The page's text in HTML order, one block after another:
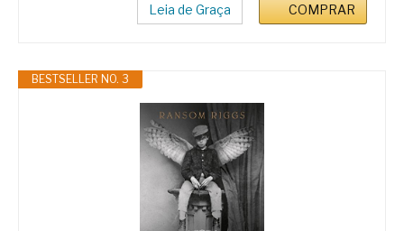
Leia de Graça COMPRAR
BESTSELLER NO. 3